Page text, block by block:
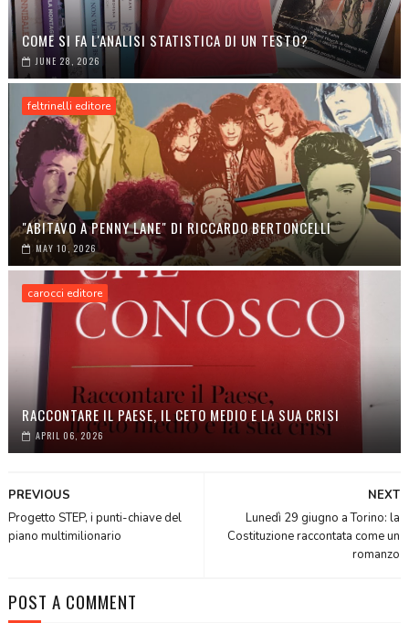
COME SI FA L'ANALISI STATISTICA DI UN TESTO?
JUNE 28, 2026
feltrinelli editore
"ABITAVO A PENNY LANE" DI RICCARDO BERTONCELLI
MAY 10, 2026
carocci editore
RACCONTARE IL PAESE, IL CETO MEDIO E LA SUA CRISI
APRIL 06, 2026
NEXT
Lunedì 29 giugno a Torino: la
Costituzione raccontata come un
romanzo
PREVIOUS
Progetto STEP, i punti-chiave del
piano multimilionario
POST A COMMENT